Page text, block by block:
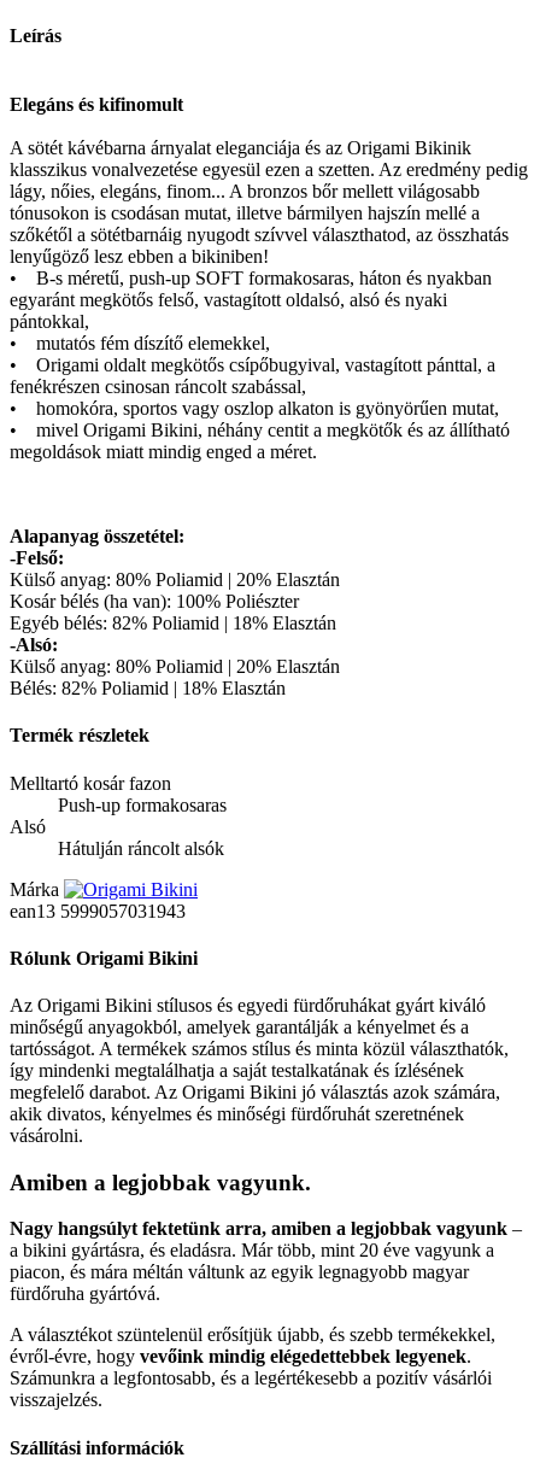
Leírás
Elegáns és kifinomult
A sötét kávébarna árnyalat eleganciája és az Origami Bikinik
klasszikus vonalvezetése egyesül ezen a szetten. Az eredmény pedig
lágy, nőies, elegáns, finom... A bronzos bőr mellett világosabb
tónusokon is csodásan mutat, illetve bármilyen hajszín mellé a
szőkétől a sötétbarnáig nyugodt szívvel választhatod, az összhatás
lenyűgöző lesz ebben a bikiniben!
• B-s méretű, push-up SOFT formakosaras, háton és nyakban
egyaránt megkötős felső, vastagított oldalsó, alsó és nyaki
pántokkal,
• mutatós fém díszítő elemekkel,
• Origami oldalt megkötős csípőbugyival, vastagított pánttal, a
fenékrészen csinosan ráncolt szabással,
• homokóra, sportos vagy oszlop alkaton is gyönyörűen mutat,
• mivel Origami Bikini, néhány centit a megkötők és az állítható
megoldások miatt mindig enged a méret.
Alapanyag összetétel:
-Felső:
Külső anyag: 80% Poliamid | 20% Elasztán
Kosár bélés (ha van): 100% Poliészter
Egyéb bélés: 82% Poliamid | 18% Elasztán
-Alsó:
Külső anyag: 80% Poliamid | 20% Elasztán
Bélés: 82% Poliamid | 18% Elasztán
Termék részletek
Melltartó kosár fazon
Push-up formakosaras
Alsó
Hátulján ráncolt alsók
Márka
ean13 5999057031943
Rólunk Origami Bikini
Az Origami Bikini stílusos és egyedi fürdőruhákat gyárt kiváló
minőségű anyagokból, amelyek garantálják a kényelmet és a
tartósságot. A termékek számos stílus és minta közül választhatók,
így mindenki megtalálhatja a saját testalkatának és ízlésének
megfelelő darabot. Az Origami Bikini jó választás azok számára,
akik divatos, kényelmes és minőségi fürdőruhát szeretnének
vásárolni.
Amiben a legjobbak vagyunk.
Nagy hangsúlyt fektetünk arra, amiben a legjobbak vagyunk –
a bikini gyártásra, és eladásra. Már több, mint 20 éve vagyunk a
piacon, és mára méltán váltunk az egyik legnagyobb magyar
fürdőruha gyártóvá.
A választékot szüntelenül erősítjük újabb, és szebb termékekkel,
évről-évre, hogy vevőink mindig elégedettebbek legyenek.
Számunkra a legfontosabb, és a legértékesebb a pozitív vásárlói
visszajelzés.
Szállítási információk